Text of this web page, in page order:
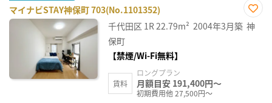
マイナビSTAY神保町 703(No.1101352)
お気
に入
千代田区 1R22.79m² 2004年3月築 神
保町
【禁煙/Wi-Fi無料】
賃料
ロングプラン
月額目安 191,400円～
初期費用他 27,500円～